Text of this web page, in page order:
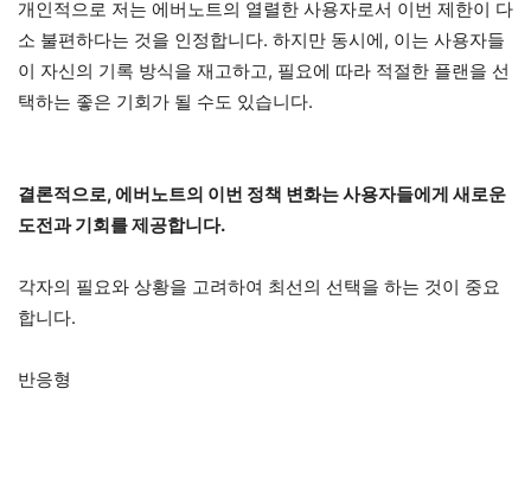
개인적으로 저는 에버노트의 열렬한 사용자로서 이번 제한이 다
소 불편하다는 것을 인정합니다. 하지만 동시에, 이는 사용자들
이 자신의 기록 방식을 재고하고, 필요에 따라 적절한 플랜을 선
택하는 좋은 기회가 될 수도 있습니다.
결론적으로, 에버노트의 이번 정책 변화는 사용자들에게 새로운
도전과 기회를 제공합니다.
각자의 필요와 상황을 고려하여 최선의 선택을 하는 것이 중요
합니다.
반응형